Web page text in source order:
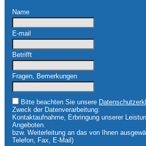
Name
E-mail
Betrifft
Fragen, Bemerkungen
Bitte beachten Sie unsere
Zweck der Datenverarbeitung:
Kontaktaufnahme, Erbringung unserer
Angeboten.
bzw. Weiterleitung an das von Ihnen
Telefon, Fax, E-Mail)